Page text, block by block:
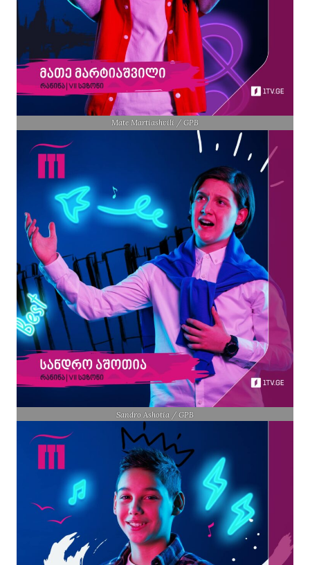
Mate Martiashvili / GPB
Sandro Ashotia / GPB